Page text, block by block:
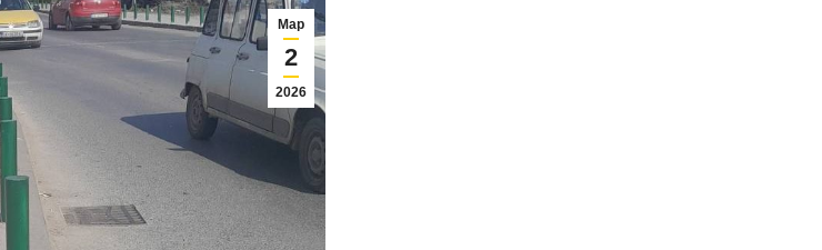
Мар
2
2026